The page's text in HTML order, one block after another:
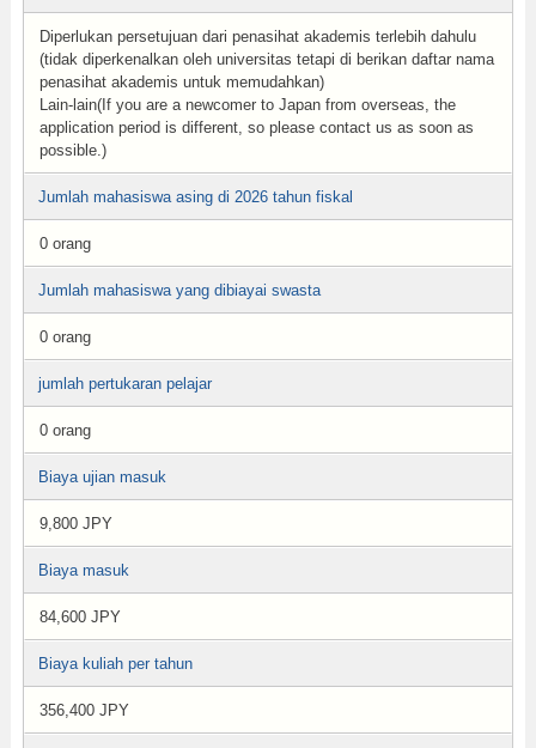
Diperlukan persetujuan dari penasihat akademis terlebih dahulu
(tidak diperkenalkan oleh universitas tetapi di berikan daftar nama
penasihat akademis untuk memudahkan)
Lain-lain(If you are a newcomer to Japan from overseas, the
application period is different, so please contact us as soon as
possible.)
Jumlah mahasiswa asing di 2026 tahun fiskal
0 orang
Jumlah mahasiswa yang dibiayai swasta
0 orang
jumlah pertukaran pelajar
0 orang
Biaya ujian masuk
9,800 JPY
Biaya masuk
84,600 JPY
Biaya kuliah per tahun
356,400 JPY